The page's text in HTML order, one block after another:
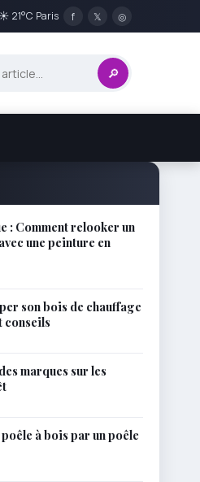
☀ 21°C Paris f 𝕏 ◎
🔎
: Comment relooker un
une peinture en
son bois de chauffage
conseils
marques sur les
à bois par un poêle